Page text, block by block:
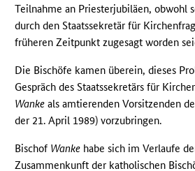
Teilnahme an Priesterjubiläen, obwohl
durch den Staatssekretär für
früheren Zeitpunkt zugesagt worden
Die Bischöfe kamen überein, dieses
Gespräch des Staatssekretärs für
Wanke als amtierenden Vorsitzenden
der 21. April 1989) vorzubringen.
Bischof Wanke habe sich im Verlaufe
Zusammenkunft der katholischen